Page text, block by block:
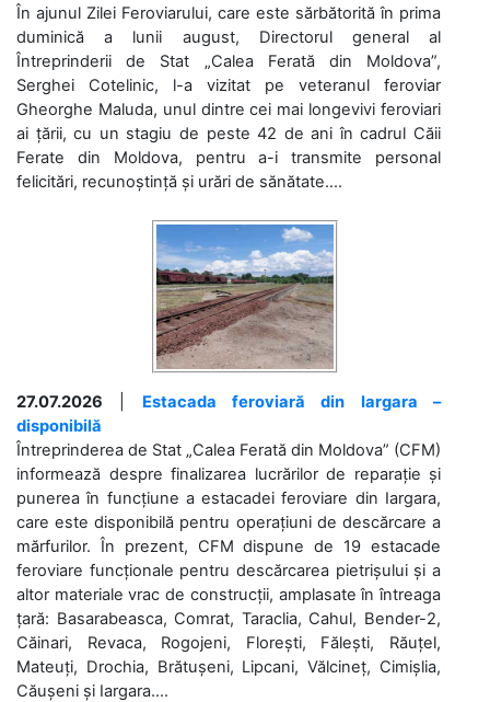
În ajunul Zilei Feroviarului, care este sărbătorită în prima
duminică a lunii august, Directorul general al
Întreprinderii de Stat „Calea Ferată din Moldova”,
Serghei Cotelinic, l-a vizitat pe veteranul feroviar
Gheorghe Maluda, unul dintre cei mai longevivi feroviari
ai țării, cu un stagiu de peste 42 de ani în cadrul Căii
Ferate din Moldova, pentru a-i transmite personal
felicitări, recunoștință și urări de sănătate....
27.07.2026
Estacada feroviară din Iargara –
disponibilă
Întreprinderea de Stat „Calea Ferată din Moldova” (CFM)
informează despre finalizarea lucrărilor de reparație și
punerea în funcțiune a estacadei feroviare din Iargara,
care este disponibilă pentru operațiuni de descărcare a
mărfurilor. În prezent, CFM dispune de 19 estacade
feroviare funcționale pentru descărcarea pietrișului și a
altor materiale vrac de construcții, amplasate în întreaga
țară: Basarabeasca, Comrat, Taraclia, Cahul, Bender-2,
Căinari, Revaca, Rogojeni, Florești, Fălești, Răuțel,
Mateuți, Drochia, Brătușeni, Lipcani, Vălcineț, Cimișlia,
Căușeni și Iargara....